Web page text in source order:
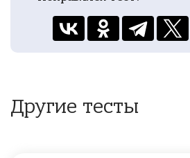
Другие тесты